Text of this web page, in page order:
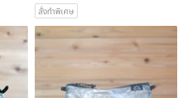
สั่งทำพิเศษ